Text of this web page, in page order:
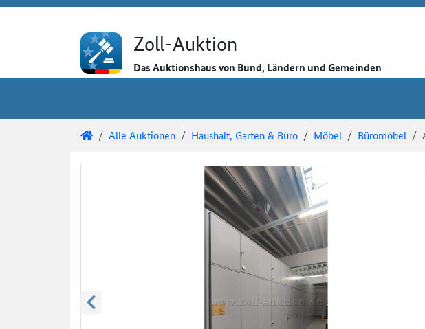
Zoll-Auktion
Das Auktionshaus von Bund, Ländern und Gemeinden
Zoll-Auktion
Alle Auktionen Haushalt, Garten & Büro Möbel Büromöbel
Auktionsdetails
zurück blättern